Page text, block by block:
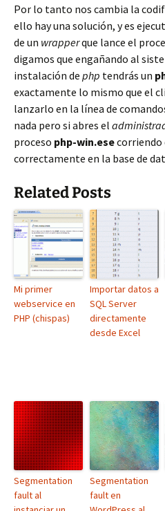
Por lo tanto nos cambia la
ello hay una solución, y es
de un wrapperque lance el
digamos que engañando al
instalación de php tendrás un
exactamente lo mismo que el
lanzarlo en la línea de
nada pero si abres el
proceso php-win.esecorriendo
correctamente en la base de
Related Posts
Mi primer
webservice en
PHP (chispas)
Importar datos a
SQL Server
directamente
desde Excel
Segmentation
fault al
Segmentation
fault en